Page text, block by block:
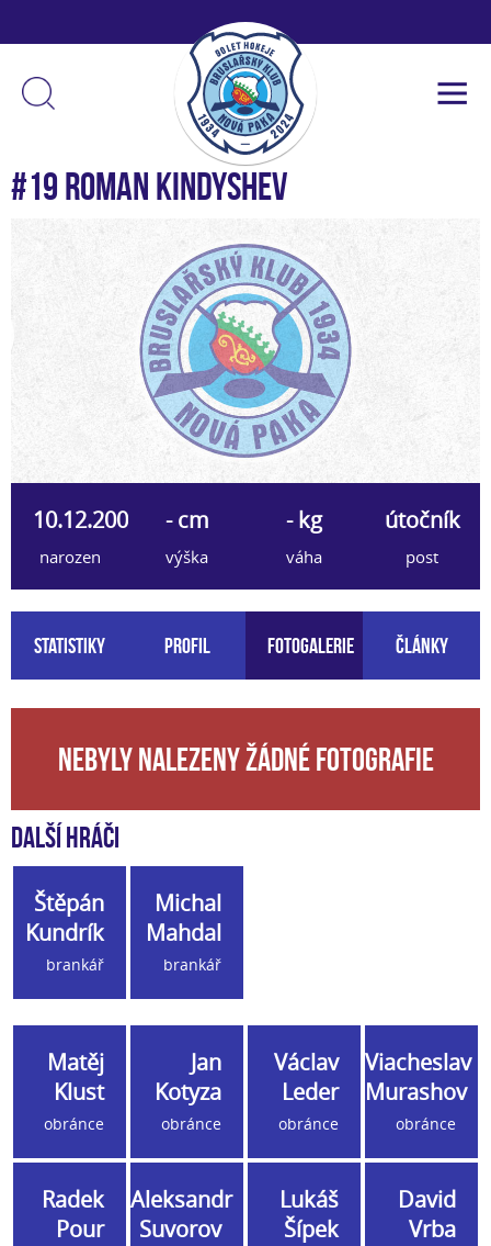
#19 Roman Kindyshev
10.12.2004
narozen
- cm
výška
- kg
váha
útočník
post
Statistiky Profil Fotogalerie Články
Nebyly nalezeny žádné fotografie
Další hráči
Štěpán
Kundrík
brankář
Michal
Mahdal
brankář
Matěj
Klust
obránce
Jan
Kotyza
obránce
Václav
Leder
obránce
Viacheslav
Murashov
obránce
Radek
Pour
Aleksandr
Suvorov
Lukáš
Šípek
David
Vrba